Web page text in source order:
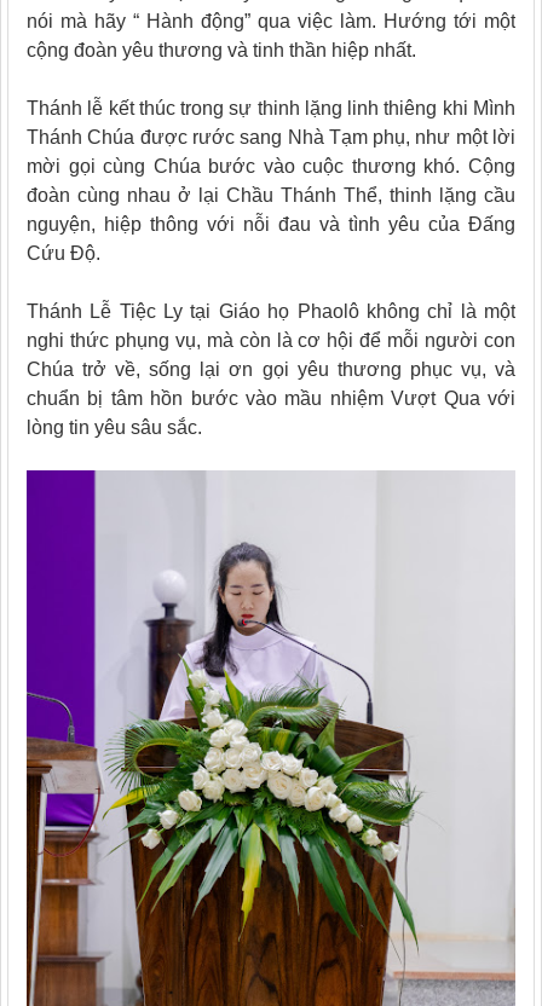
nói mà hãy “ Hành động” qua việc làm. Hướng tới một
cộng đoàn yêu thương và tinh thần hiệp nhất.
Thánh lễ kết thúc trong sự thinh lặng linh thiêng khi Mình
Thánh Chúa được rước sang Nhà Tạm phụ, như một lời
mời gọi cùng Chúa bước vào cuộc thương khó. Cộng
đoàn cùng nhau ở lại Chầu Thánh Thể, thinh lặng cầu
nguyện, hiệp thông với nỗi đau và tình yêu của Đấng
Cứu Độ.
Thánh Lễ Tiệc Ly tại Giáo họ Phaolô không chỉ là một
nghi thức phụng vụ, mà còn là cơ hội để mỗi người con
Chúa trở về, sống lại ơn gọi yêu thương phục vụ, và
chuẩn bị tâm hồn bước vào mầu nhiệm Vượt Qua với
lòng tin yêu sâu sắc.